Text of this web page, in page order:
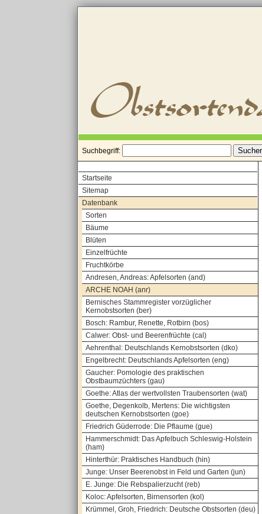
Suchbegriff:
Startseite
Sitemap
Datenbank
Sorten
Bäume
Blüten
Einzelfrüchte
Fruchtkörbe
Andresen, Andreas: Apfelsorten (and)
ARCHE NOAH (anr)
Bernisches Stammregister vorzüglicher
Kernobstsorten (ber)
Bosch: Rambur, Renette, Rotbirn (bos)
Calwer: Obst- und Beerenfrüchte (cal)
Aehrenthal: Deutschlands Kernobstsorten (dko)
Engelbrecht: Deutschlands Apfelsorten (eng)
Gaucher: Pomologie des praktischen
Obstbaumzüchters (gau)
Goethe: Atlas der wertvollsten Traubensorten (wat)
Goethe, Degenkolb, Mertens: Die wichtigsten
deutschen Kernobstsorten (goe)
Friedrich Güderrode: Die Pflaume (gue)
Hammerschmidt: Das Apfelbuch Schleswig-Holstein
(ham)
Hinterthür: Praktisches Handbuch (hin)
Junge: Unser Beerenobst in Feld und Garten (jun)
E. Junge: Die Rebspalierzucht (reb)
Koloc: Apfelsorten, Birnensorten (kol)
Krümmel, Groh, Friedrich: Deutsche Obstsorten (deu)